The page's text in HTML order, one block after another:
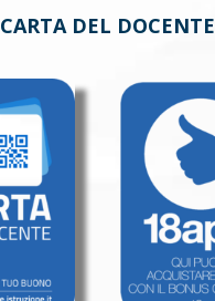
CARTA DEL DOCENTE